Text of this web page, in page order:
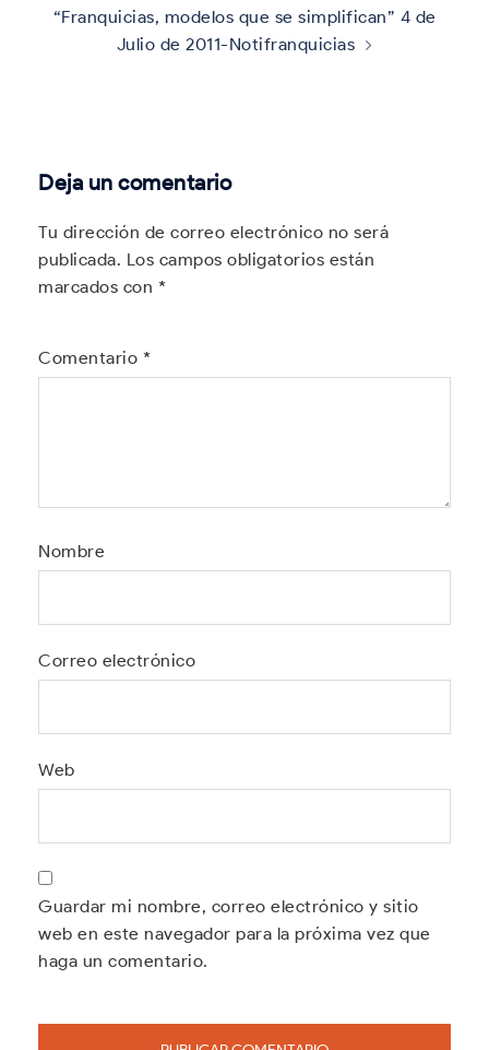
“Franquicias, modelos que se simplifican” 4 de
Julio de 2011-Notifranquicias
Deja un comentario
Tu dirección de correo electrónico no será
publicada. Los campos obligatorios están
marcados con *
Comentario *
Nombre
Correo electrónico
Web
Guardar mi nombre, correo electrónico y sitio
web en este navegador para la próxima vez que
haga un comentario.